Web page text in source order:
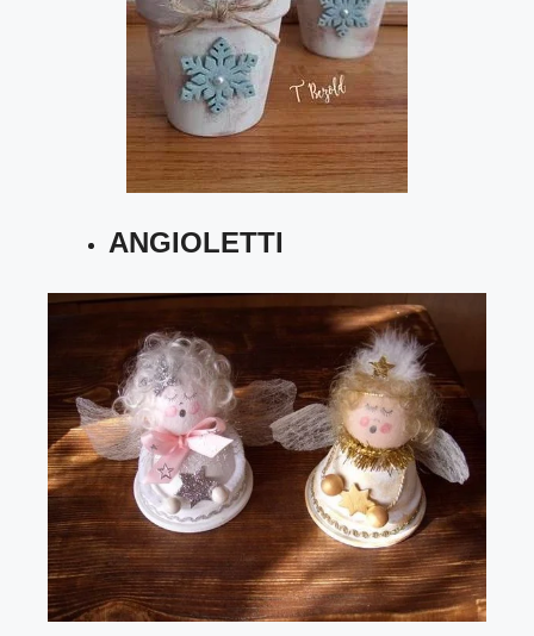
ANGIOLETTI